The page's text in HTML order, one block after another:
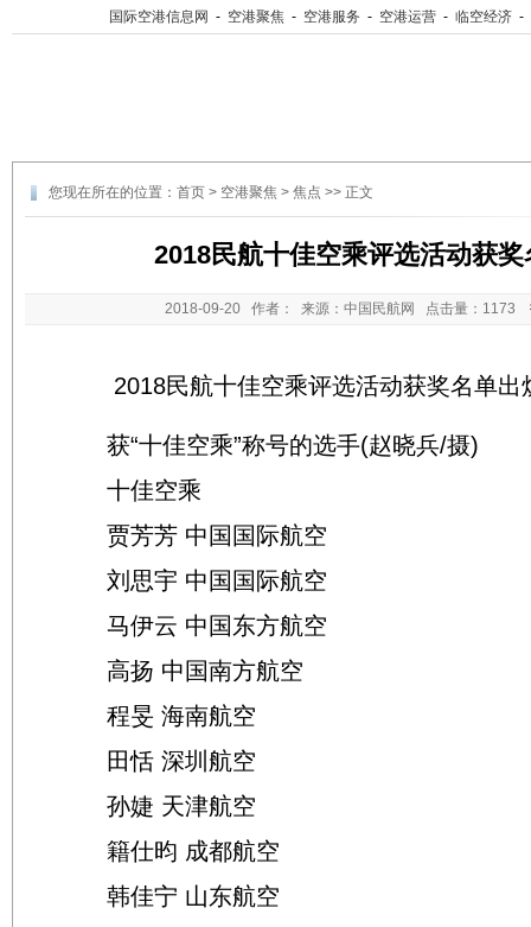
国际空港信息网 - 空港聚焦 - 空港服务 - 空港运营 - 临空经济 -
您现在所在的位置： 首页 > 空港聚焦 > 焦点 >> 正文
2018民航十佳空乘评选活动获
2018-09-20 作者： 来源：中国民航网 点击量： 1173
2018民航十佳空乘评选活动获奖名单出
获“十佳空乘”称号的选手(赵晓兵/摄)
十佳空乘
贾芳芳 中国国际航空
刘思宇 中国国际航空
马伊云 中国东方航空
高扬 中国南方航空
程旻 海南航空
田恬 深圳航空
孙婕 天津航空
籍仕昀 成都航空
韩佳宁 山东航空